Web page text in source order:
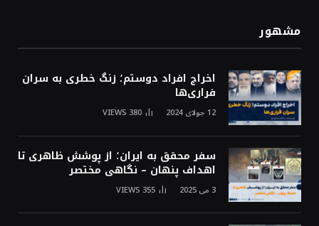
مشهور
اخراج افراد دوستم؛ زنگ خطری به سران
فراری‌ها
12 جولای 2024 380
VIEWS
سفر محقق به ایران؛ از پوشش ظاهری تا
اهداف پنهان – نگاهی مختصر
3 می 2025 355
VIEWS